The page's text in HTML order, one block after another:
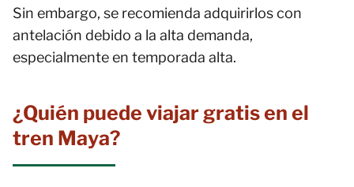
Sin embargo, se recomienda adquirirlos con
antelación debido a la alta demanda,
especialmente en temporada alta.
¿Quién puede viajar gratis en el
tren Maya?